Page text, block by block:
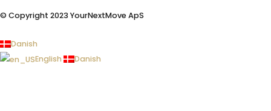
© Copyright 2023 YourNextMove ApS
Danish
English
Danish